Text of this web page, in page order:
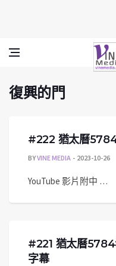
復興的門
Vine Media
葡萄樹傳媒
復興的門
#222 猶太曆
BYVINE MEDIA 2023-10-26
YouTube 影片附中 …
#221 猶太曆
字幕